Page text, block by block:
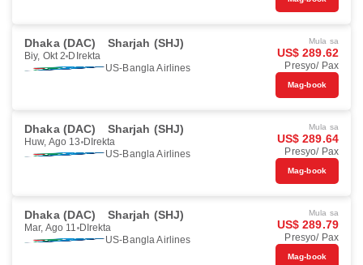
Dhaka (DAC) Sharjah (SHJ)
Biy, Okt 2 DIrekta
US-Bangla Airlines
Mula sa
US$ 289.62
Presyo/ Pax
Mag-book
Dhaka (DAC) Sharjah (SHJ)
Huw, Ago 13 DIrekta
US-Bangla Airlines
Mula sa
US$ 289.64
Presyo/ Pax
Mag-book
Dhaka (DAC) Sharjah (SHJ)
Mar, Ago 11 DIrekta
US-Bangla Airlines
Mula sa
US$ 289.79
Presyo/ Pax
Mag-book